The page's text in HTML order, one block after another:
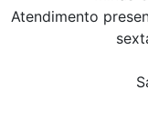
Atendimento